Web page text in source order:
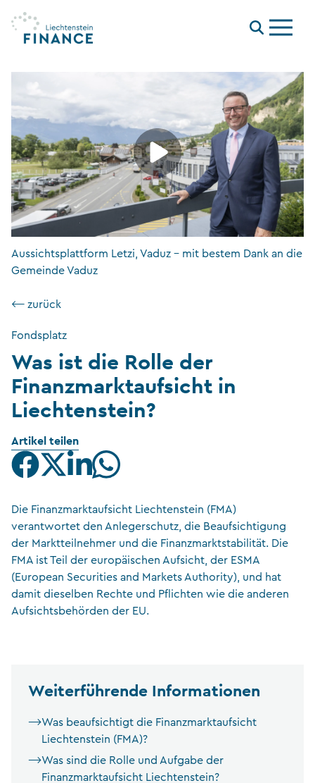
Menu
Aussichtsplattform Letzi, Vaduz – mit bestem Dank an die
Gemeinde Vaduz
⟵ zurück
Fondsplatz
Was ist die Rolle der
Finanzmarktaufsicht in
Liechtenstein?
Artikel teilen
Die Finanzmarktaufsicht Liechtenstein (FMA)
verantwortet den Anlegerschutz, die Beaufsichtigung
der Marktteilnehmer und die Finanzmarktstabilität. Die
FMA ist Teil der europäischen Aufsicht, der ESMA
(European Securities and Markets Authority), und hat
damit dieselben Rechte und Pflichten wie die anderen
Aufsichtsbehörden der EU.
Weiterführende Informationen
Was beaufsichtigt die Finanzmarktaufsicht
Liechtenstein (FMA)?
Was sind die Rolle und Aufgabe der
Finanzmarktaufsicht Liechtenstein?